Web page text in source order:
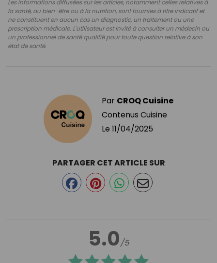
Les informations diffusées sur les articles, notamment celles relatives à
la santé, au bien-être ou à la nutrition, sont fournies à titre indicatif et
ne constituent en aucun cas un diagnostic, un traitement ou une
prescription médicale. L'utilisateur est invité à consulter un médecin ou
un professionnel de santé qualifié pour toute question relative à son
état de santé.
Par CROQ Cuisine
Contenus Cuisine
Le 11/04/2025
5.0/5
PARTAGER CET ARTICLE SUR